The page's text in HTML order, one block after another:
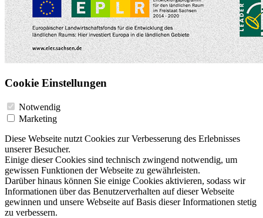
Cookie Einstellungen
Notwendig
Marketing
Diese Webseite nutzt Cookies zur Verbesserung des Erlebnisses
unserer Besucher.
Einige dieser Cookies sind technisch zwingend notwendig, um
gewissen Funktionen der Webseite zu gewährleisten.
Darüber hinaus können Sie einige Cookies aktivieren, sodass wir
Informationen über das Benutzerverhalten auf dieser Webseite
gewinnen und unsere Webseite auf Basis dieser Informationen stetig
zu verbessern.